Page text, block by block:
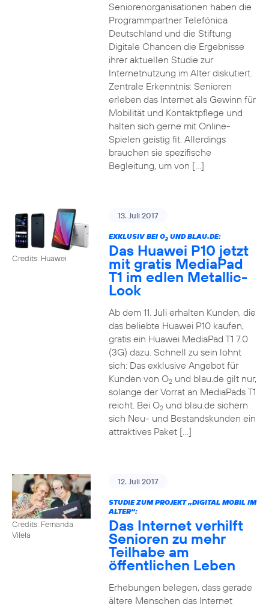
Seniorenorganisationen haben die
Programmpartner Telefónica
Deutschland und die Stiftung
Digitale Chancen die Ergebnisse
ihrer aktuellen Studie zur
Internetnutzung im Alter diskutiert.
Zentrale Erkenntnis: Senioren
erleben das Internet als Gewinn für
Mobilität und Kontaktpflege und
halten sich gerne mit Online-
Spielen geistig fit. Allerdings
brauchen sie spezifische
Begleitung, um von […]
Credits: Huawei
13. Juli 2017
EXKLUSIV BEI O2UND BLAU.DE:
Das Huawei P10 jetzt
mit gratis MediaPad
T1 im edlen Metallic-
Look
Ab dem 11. Juli erhalten Kunden, die
das beliebte Huawei P10 kaufen,
gratis ein Huawei MediaPad T1 7.0
(3G) dazu. Schnell zu sein lohnt
sich: Das exklusive Angebot für
Kunden von O2und blau.de gilt nur,
solange der Vorrat an MediaPads T1
reicht. Bei O2und blau.de sichern
sich Neu- und Bestandskunden ein
attraktives Paket […]
Credits: Fernanda
Vilela
12. Juli 2017
STUDIE ZUM PROJEKT „DIGITAL MOBIL IM
ALTER“:
Das Internet verhilft
Senioren zu mehr
Teilhabe am
öffentlichen Leben
Erhebungen belegen, dass gerade
ältere Menschen das Internet